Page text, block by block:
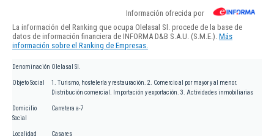
Información ofrecida por
La información del Ranking que ocupa Olelasal Sl. procede de la base de
datos de información financiera de INFORMA D&B S.A.U. (S.M.E.). Más
información sobre el Ranking de Empresas.
Denominación Olelasal Sl.
Objeto Social
1. Turismo, hostelería y restauración. 2. Comercio al por mayor y al menor.
Distribución comercial. Importación y exportación. 3. Actividades inmobiliarias
Domicilio
Social
Carretera a-7
Localidad Casares